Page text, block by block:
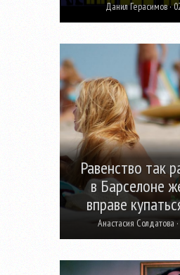
Данил Герасимов ·
Равенство так
в Барселоне
вправе
Анастасия Солдатова